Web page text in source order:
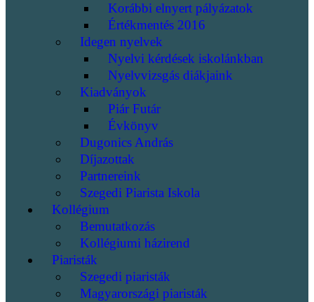
Korábbi elnyert pályázatok
Értékmentés 2016
Idegen nyelvek
Nyelvi kérdések iskolánkban
Nyelvvizsgás diákjaink
Kiadványok
Piár Futár
Évkönyv
Dugonics András
Díjazottak
Partnereink
Szegedi Piarista Iskola
Kollégium
Bemutatkozás
Kollégiumi házirend
Piaristák
Szegedi piaristák
Magyarországi piaristák